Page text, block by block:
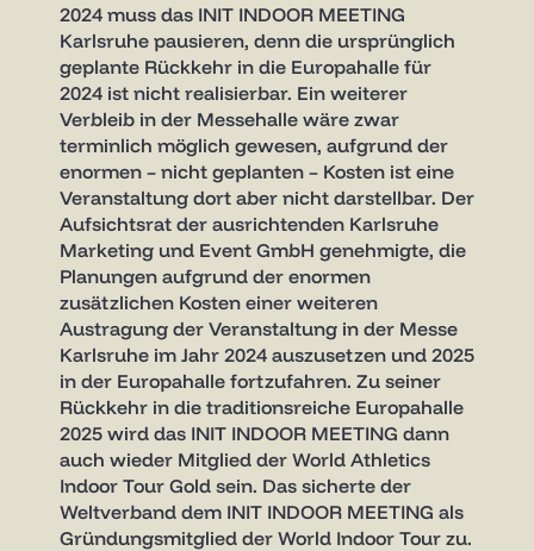
2024 muss das INIT INDOOR MEETING
Karlsruhe pausieren, denn die ursprünglich
geplante Rückkehr in die Europahalle für
2024 ist nicht realisierbar. Ein weiterer
Verbleib in der Messehalle wäre zwar
terminlich möglich gewesen, aufgrund der
enormen – nicht geplanten – Kosten ist eine
Veranstaltung dort aber nicht darstellbar. Der
Aufsichtsrat der ausrichtenden Karlsruhe
Marketing und Event GmbH genehmigte, die
Planungen aufgrund der enormen
zusätzlichen Kosten einer weiteren
Austragung der Veranstaltung in der Messe
Karlsruhe im Jahr 2024 auszusetzen und 2025
in der Europahalle fortzufahren. Zu seiner
Rückkehr in die traditionsreiche Europahalle
2025 wird das INIT INDOOR MEETING dann
auch wieder Mitglied der World Athletics
Indoor Tour Gold sein. Das sicherte der
Weltverband dem INIT INDOOR MEETING als
Gründungsmitglied der World Indoor Tour zu.